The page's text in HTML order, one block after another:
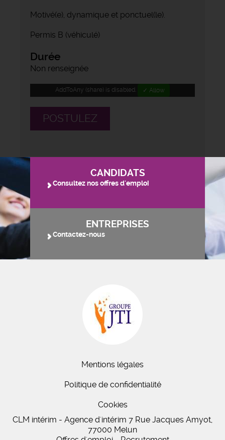
Motivé(e), dynamique et ponctuel(le).
Permis B (véhiculé)
Durée
Non renseignée
AddToAny (share) is disabled. ✓ Allow
POSTULEZ
CANDIDATS
Consultez nos offres d'emploi
ENTREPRISES
Contactez-nous
Mentions légales
Politique de confidentialité
Cookies
CLM intérim - Agence d'intérim 7 Rue Jacques Amyot,
77000 Melun